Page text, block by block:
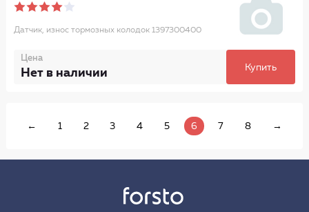
Датчик, износ тормозных колодок 1397300400
Цена
Нет в наличии Купить
← 1 2 3 4 5 6 7 8 →